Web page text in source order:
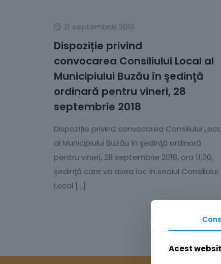
21 septembrie 2018
Dispoziție privind
convocarea Consiliului Local al
Municipiului Buzău în şedinţă
ordinară pentru vineri, 28
septembrie 2018
Dispoziție privind convocarea Consiliului
al Municipiului Buzău în şedinţă ordinară
pentru vineri, 28 septembrie 2018, ora 11,00,
şedinţă care va avea loc în sediul Consiliului
Local […]
Citește mai
Acest